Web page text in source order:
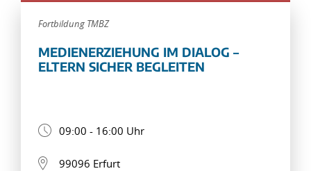
Fortbildung TMBZ
MEDIENERZIEHUNG IM DIALOG –
ELTERN SICHER BEGLEITEN
09:00 - 16:00 Uhr
99096 Erfurt